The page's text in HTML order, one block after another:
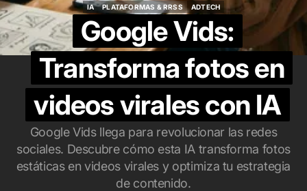
IA
PLATAFORMAS & RRSS
ADTECH
Google Vids:
Transforma fotos en
videos virales con IA
Google Vids llega para revolucionar las redes
sociales. Descubre cómo esta IA transforma fotos
estáticas en videos virales y optimiza tu estrategia
de contenido.